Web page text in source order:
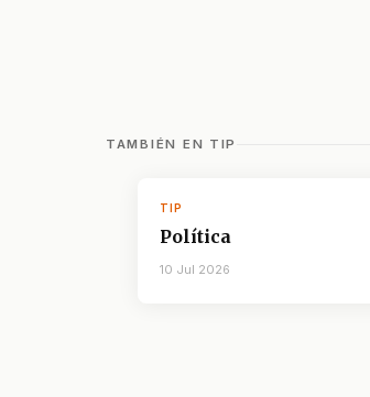
TAMBIÉN EN TIP
TIP
Política
10 Jul 2026